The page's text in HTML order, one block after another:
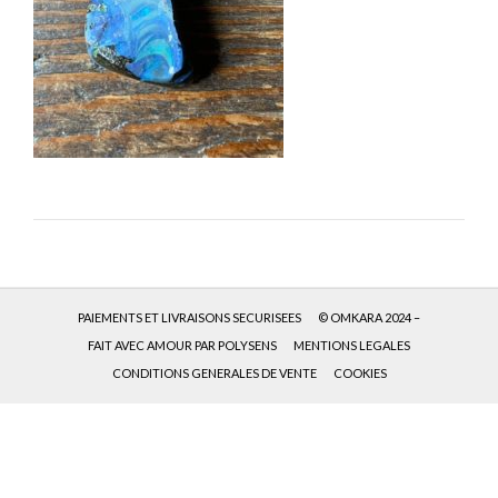
PAIEMENTS ET LIVRAISONS SECURISEES
© OMKARA 2024 –
FAIT AVEC AMOUR PAR POLYSENS
MENTIONS LEGALES
CONDITIONS GENERALES DE VENTE
COOKIES